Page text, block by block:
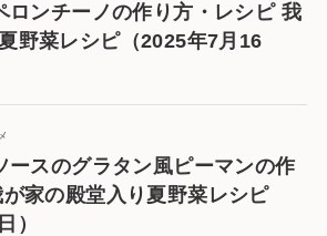
ロンチーノの作り方・レシピ 我
野菜レシピ（2025年7月16
ースのグラタン風ピーマンの作
家の殿堂入り夏野菜レシピ
）